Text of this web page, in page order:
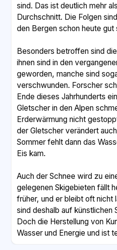
sind. Das ist deutlich mehr
Durchschnitt. Die Folgen
den Bergen schon heute gut
Besonders betroffen sind
ihnen sind in den
geworden, manche sind
verschwunden. Forscher
Ende dieses Jahrhunderts
Gletscher in den Alpen
Erderwärmung nicht
der Gletscher verändert
Sommer fehlt dann das
Eis kam.
Auch der Schnee wird zu
gelegenen Skigebieten fällt
früher, und er bleibt oft nicht
sind deshalb auf künstlichen
Doch die Herstellung von
Wasser und Energie und ist